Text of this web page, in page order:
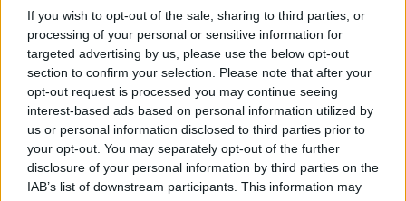
If you wish to opt-out of the sale, sharing to third parties, or
processing of your personal or sensitive information for
targeted advertising by us, please use the below opt-out
section to confirm your selection. Please note that after your
opt-out request is processed you may continue seeing
interest-based ads based on personal information utilized by
us or personal information disclosed to third parties prior to
your opt-out. You may separately opt-out of the further
disclosure of your personal information by third parties on the
IAB’s list of downstream participants. This information may
asiakkaidemme tarpeet, tekoälyn
hyödyntämisen sekä pilvipalveluihin
pohjautuvat ratkaisut.
Kun maailmamme täyttyy nopeista
päivityksistä, me olemme sitoutuneet
kestävään ja pysyvään muutokseen.
Tutustu miten matkaamme kohti